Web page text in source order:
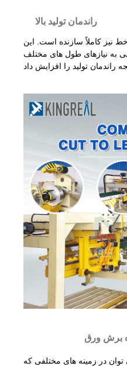
راندمان تولید بالا
نیز کاملاً سازنده است. این
به نیازهای طول های مختلف
برش ورق
در زمینه های مختلفی که